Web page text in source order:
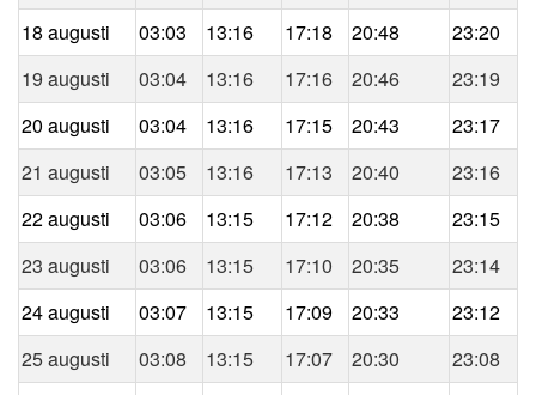
18 augusti
03:03 13:16 17:18 20:48
23:20
19 augusti
03:04 13:16 17:16 20:46
23:19
20 augusti
03:04 13:16 17:15 20:43
23:17
21 augusti
03:05 13:16 17:13 20:40
23:16
22 augusti
03:06 13:15 17:12 20:38
23:15
23 augusti
03:06 13:15 17:10 20:35
23:14
24 augusti
03:07 13:15 17:09 20:33
23:12
25 augusti
03:08 13:15 17:07 20:30
23:08